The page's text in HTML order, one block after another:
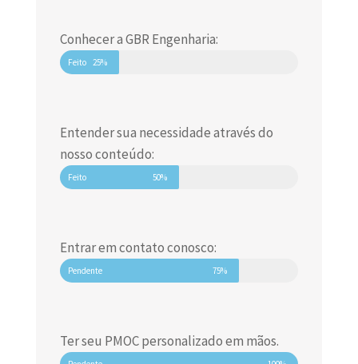
Conhecer a GBR Engenharia:
Feito 25%
Entender sua necessidade através do
nosso conteúdo:
Feito 50%
Entrar em contato conosco:
Pendente 75%
Ter seu PMOC personalizado em mãos.